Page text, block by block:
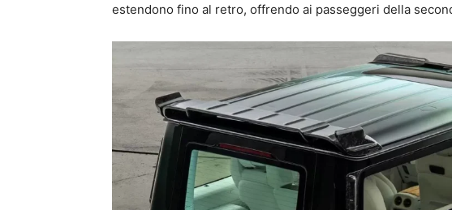
estendono fino al retro, offrendo ai passeggeri della